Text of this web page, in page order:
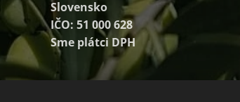
Slovensko
IČO: 51 000 628
Sme plátci DPH